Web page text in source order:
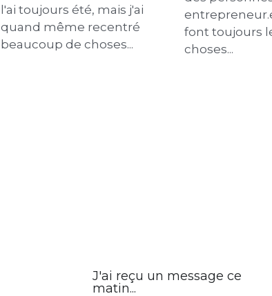
les TOCS de son ado
25 avril 2025· 1
Je suis multicasquette. Je
21 avril 2025·
Tu sais
des personnes
font toujours